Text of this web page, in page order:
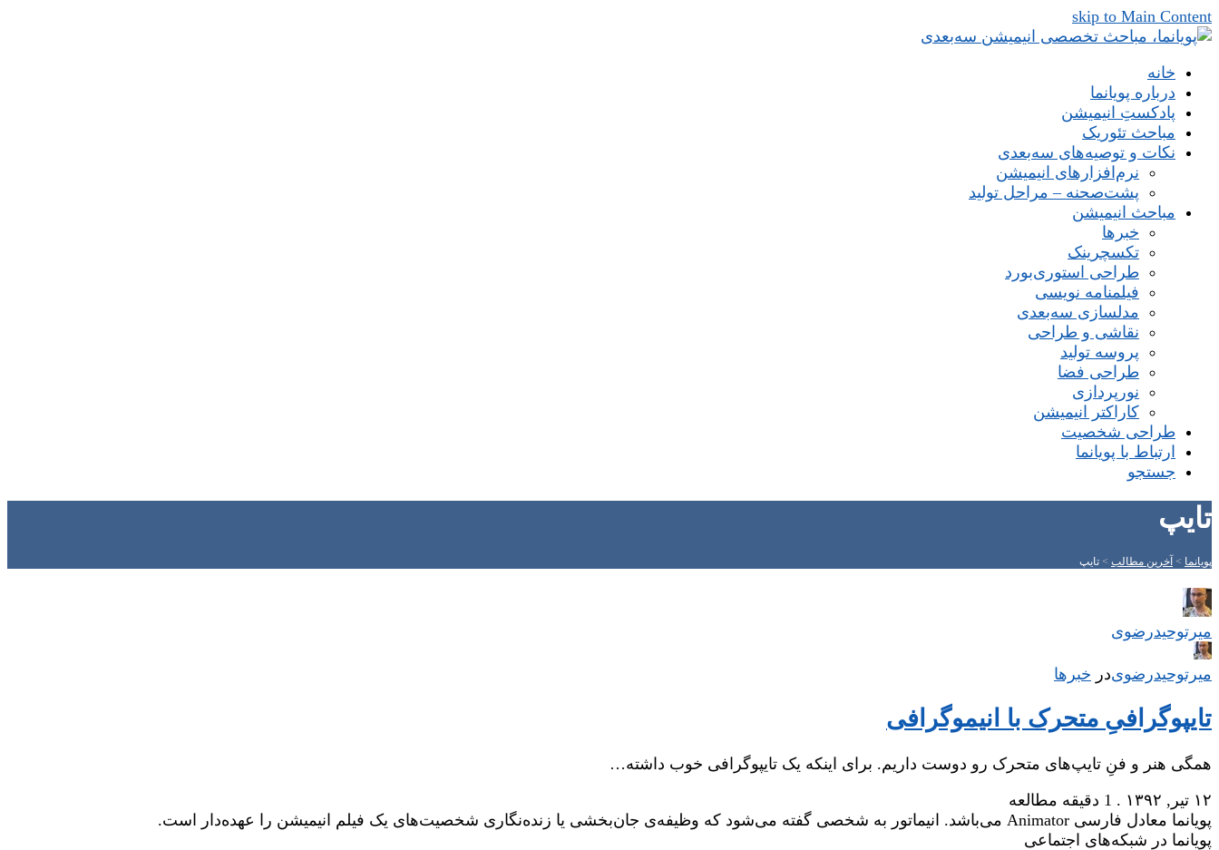
skip to Main Content
خانه
درباره پویانما
پادکستِ انیمیشن
مباحث تئوریک
نکات و توصیه‌های‌ سه‌بعدی
نرم‌افزارهای انیمیشن
پشت‌صحنه – مراحل تولید
مباحث انیمیشن
خبرها
تکسچرینک
طراحی استوری‌بورد
فیلمنامه نویسی
مدلسازی سه‌بعدی
نقاشی و طراحی
پروسه تولید
طراحی فضا
نورپردازی
کاراکتر انیمیشن
طراحی شخصیت
ارتباط با پویانما
جستجو
تایپ
پویانما > آخرین مطالب > تایپ
میر‌توحیدرضوی
میر‌توحیدرضویدر خبرها
تایپوگرافیِ متحرک با انیموگرافی
همگی هنر و فنِ تایپ‌های متحرک رو دوست داریم. برای اینکه یک تایپوگرافی خوب داشته…
۱۲ تیر, ۱۳۹۲
. 1 دقیقه مطالعه
پویانما معادل فارسی Animator می‌باشد. انیماتور به شخصی گفته می‌شود که وظیفه‌ی جان‌بخشی یا زنده‌نگاری شخصیت‌های یک فیلم انیمیشن را عهده‌دار است.
پویانما در شبکه‌های اجتماعی